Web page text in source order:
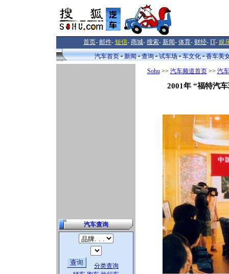
首页- 邮件- 短信- 商城- 搜索- 新闻- 体育- 财经- IT- 娱
汽车首页
新闻 查询 试车场 车文化 香车美
汽车查询
分类查询
Sohu>> 汽车频道首页>> 汽
2001年 “福特汽